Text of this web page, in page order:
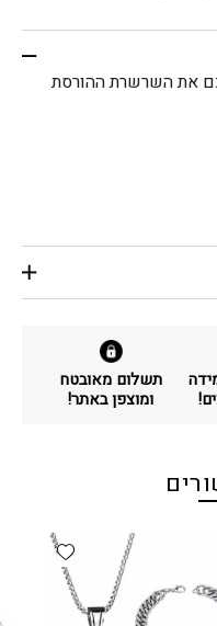
את השרשרת ההורסת
תשלום מאובטח
ומוצפן באתר!
wishlist